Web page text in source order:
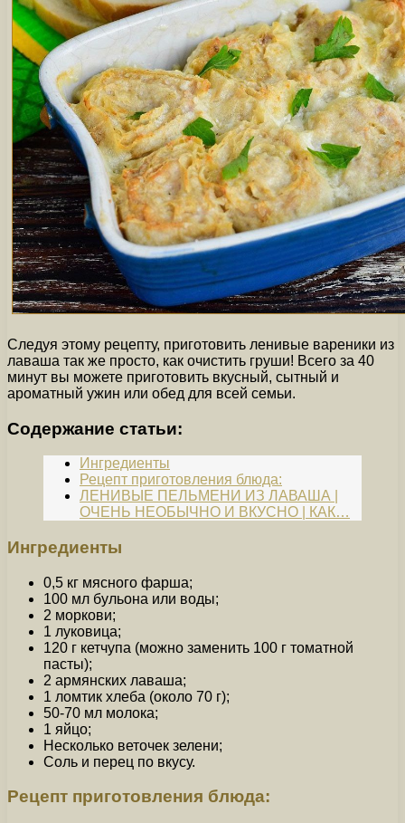
Следуя этому рецепту, приготовить ленивые вареники из
лаваша так же просто, как очистить груши! Всего за 40
минут вы можете приготовить вкусный, сытный и
ароматный ужин или обед для всей семьи.
Содержание статьи:
Ингредиенты
Рецепт приготовления блюда:
ЛЕНИВЫЕ ПЕЛЬМЕНИ ИЗ ЛАВАША |
ОЧЕНЬ НЕОБЫЧНО И ВКУСНО | КАК…
Ингредиенты
0,5 кг мясного фарша;
100 мл бульона или воды;
2 моркови;
1 луковица;
120 г кетчупа (можно заменить 100 г томатной
пасты);
2 армянских лаваша;
1 ломтик хлеба (около 70 г);
50-70 мл молока;
1 яйцо;
Несколько веточек зелени;
Соль и перец по вкусу.
Рецепт приготовления блюда: